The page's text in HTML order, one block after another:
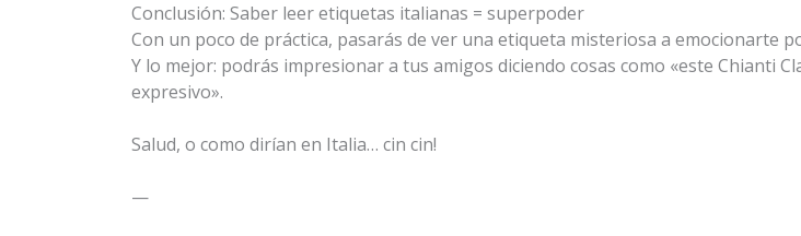
Conclusión: Saber leer etiquetas italianas = superpoder
Con un poco de práctica, pasarás de ver una etiqueta misteriosa a emocionarte
Y lo mejor: podrás impresionar a tus amigos diciendo cosas como «este Chianti
expresivo».
Salud, o como dirían en Italia… cin cin!
—